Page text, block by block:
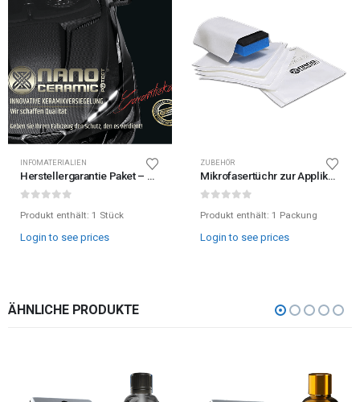
INFOMATERIALIEN
Herstellergarantie Paket – Kundenpaket
Produkt enthält: 1 Stück
Login to see prices
ZUBEHÖR
Mikrofasertüchr zur Applikation 10×10 cm
Produkt enthält: 1 Packung
Login to see prices
ÄHNLICHE PRODUKTE